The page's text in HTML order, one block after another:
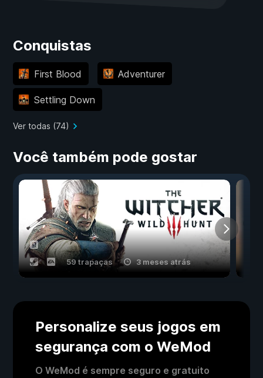
Conquistas
First Blood Adventurer
Settling Down
Ver todas (74)
Você também pode gostar
59 trapaças 3 meses atrás
Personalize seus jogos em
segurança com o WeMod
O WeMod é sempre seguro e gratuito